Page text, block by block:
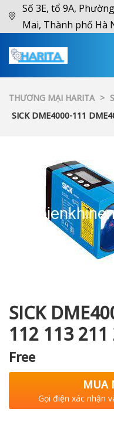
Số 3E, tổ 9A,
Mai, Thành phố Hà
THƯƠNG MẠI HARITA >
SICK DME4000-111
SICK
112 113
Free
MUA
Gọi điện xác nhận
XNK